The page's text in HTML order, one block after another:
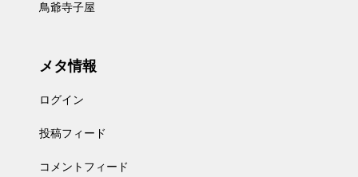
鳥爺寺子屋
メタ情報
ログイン
投稿フィード
コメントフィード